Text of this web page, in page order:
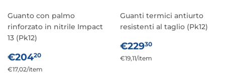
Guanto con palmo
rinforzato in nitrile Impact
13 (Pk12)
PREZZO
DI
€20420
Prezzo
€17,02/per
item
Guanti termici antiurto
resistenti al taglio (Pk12)
PREZZO
DI
€22930
Prezzo
€19,11/per
item